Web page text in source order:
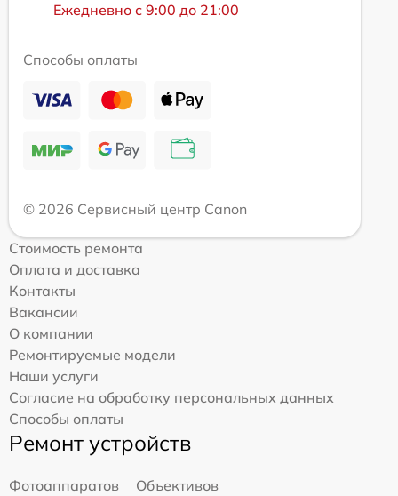
Ежедневно с 9:00 до 21:00
Способы оплаты
© 2026 Сервисный центр Canon
Стоимость ремонта
Оплата и доставка
Контакты
Вакансии
О компании
Ремонтируемые модели
Наши услуги
Согласие на обработку персональных данных
Способы оплаты
Ремонт устройств
Фотоаппаратов
Объективов